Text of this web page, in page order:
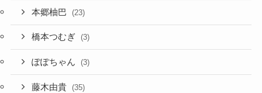
本郷柚巴 (23)
橋本つむぎ (3)
ぽぽちゃん (3)
藤木由貴 (35)